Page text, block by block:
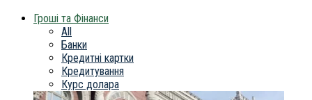
Гроші та Фінанси
All
Банки
Кредитні картки
Кредитування
Курс долара